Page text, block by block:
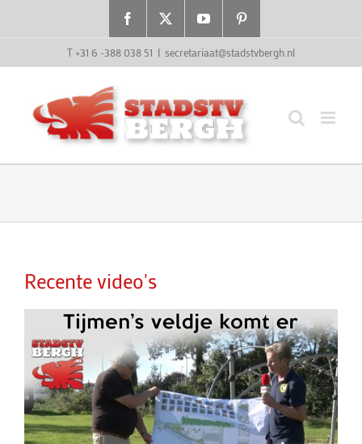
Facebook YouTube
T +31 6 -388 038 51 | secretariaat@stadstvbergh.nl
Recente video's